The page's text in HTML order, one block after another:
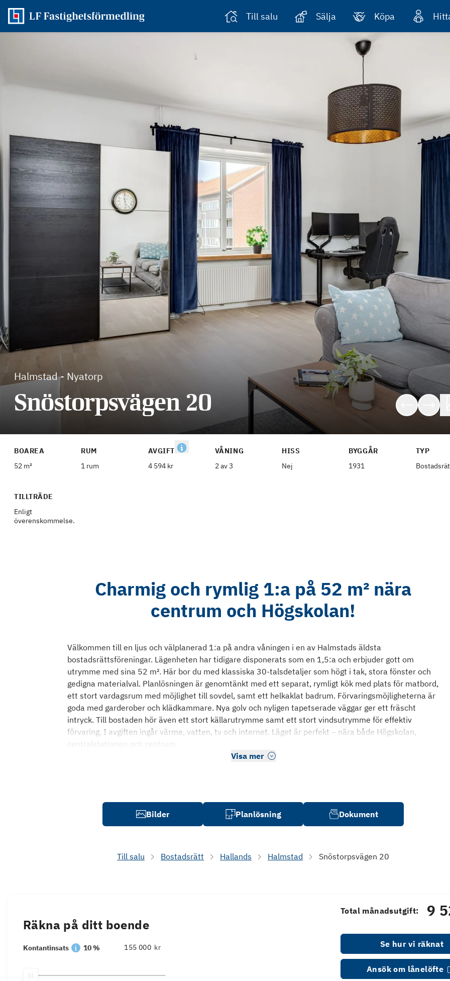
Till salu Sälja Köpa
Halmstad- Nyatorp
Snöstorpsvägen 20
BOAREA
52 m²
RUM
1 rum
AVGIFT
4 594 kr
VÅNING
2 av 3
HISS
Nej
BYGGÅR
1931
TYP
TILLTRÄDE
Enligt
överenskommelse.
Charmig och rymlig 1:a på 52 m² nära
centrum och Högskolan!
Välkommen till en ljus och välplanerad 1:a på andra våningen i en av Halmstads äldsta
bostadsrättsföreningar. Lägenheten har tidigare disponerats som en 1,5:a och erbjuder gott om
utrymme med sina 52 m². Här bor du med klassiska 30-talsdetaljer som högt i tak, stora fönster och
gedigna materialval. Planlösningen är genomtänkt med ett separat, rymligt kök med plats för matbord,
ett stort vardagsrum med möjlighet till sovdel, samt ett helkaklat badrum. Förvaringsmöjligheterna är
goda med garderober och klädkammare. Nya golv och nyligen tapetserade väggar ger ett fräscht
intryck. Till bostaden hör även ett stort källarutrymme samt ett stort vindsutrymme för effektiv
förvaring. I avgiften ingår värme, vatten, tv och internet. Läget är perfekt – nära både Högskolan,
centralstationen och centrum
Visa mer
Bilder Planlösning Dokument
Till salu Bostadsrätt Hallands Halmstad Snöstorpsvägen 20
Räkna på ditt boende
Kontantinsats 10 % kr
Total månadsutgift: 9
Se hur vi räknat
Ansök om lånelöfte